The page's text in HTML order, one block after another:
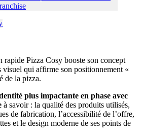
rapide Pizza Cosy booste son concept
visuel qui affirme son positionnement «
de la pizza.
plus impactante en phase avec
à savoir : la qualité des produits utilisés,
de fabrication, l’accessibilité de l’offre,
et le design moderne de ses points de